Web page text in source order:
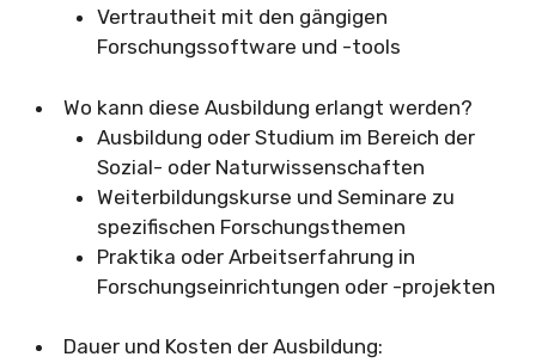
Vertrautheit mit den gängigen
Forschungssoftware und -tools
Wo kann diese Ausbildung erlangt werden?
Ausbildung oder Studium im Bereich der
Sozial- oder Naturwissenschaften
Weiterbildungskurse und Seminare zu
spezifischen Forschungsthemen
Praktika oder Arbeitserfahrung in
Forschungseinrichtungen oder -projekten
Dauer und Kosten der Ausbildung: